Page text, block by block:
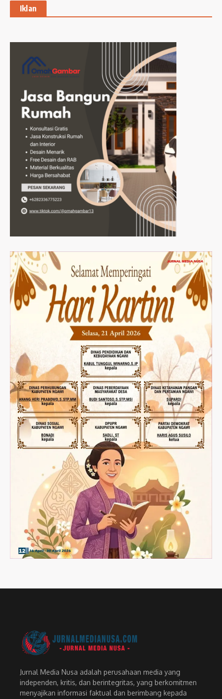
Iklan
Jurnal Media Nusa adalah perusahaan media yang
independen, kritis, dan berintegritas, yang berkomitmen
menyajikan informasi faktual dan berimbang kepada